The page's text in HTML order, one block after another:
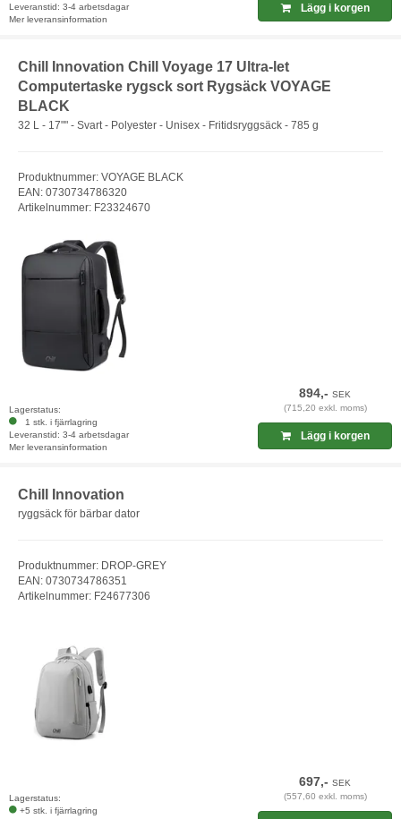
Leveranstid: 3-4 arbetsdagar
Mer leveransinformation
Lägg i korgen
Chill Innovation Chill Voyage 17 Ultra-let
Computertaske rygsck sort Rygsäck VOYAGE
BLACK
32 L - 17"" - Svart - Polyester - Unisex - Fritidsryggsäck - 785 g
Produktnummer: VOYAGE BLACK
EAN: 0730734786320
Artikelnummer: F23324670
Lagerstatus:
1 stk. i fjärrlagring
Leveranstid: 3-4 arbetsdagar
Mer leveransinformation
894,-SEK
(715,20 exkl. moms)
Lägg i korgen
Chill Innovation
ryggsäck för bärbar dator
Produktnummer: DROP-GREY
EAN: 0730734786351
Artikelnummer: F24677306
Lagerstatus:
+5 stk. i fjärrlagring
697,-SEK
(557,60 exkl. moms)